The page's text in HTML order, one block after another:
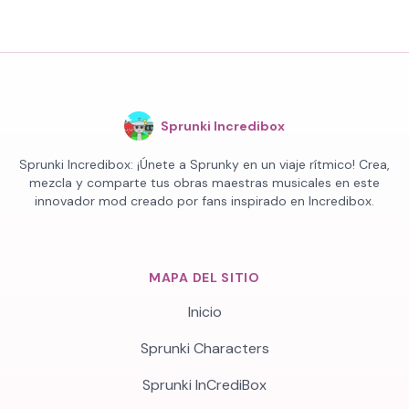
Sprunki Incredibox
Sprunki Incredibox: ¡Únete a Sprunky en un viaje rítmico! Crea,
mezcla y comparte tus obras maestras musicales en este
innovador mod creado por fans inspirado en Incredibox.
MAPA DEL SITIO
Inicio
Sprunki Characters
Sprunki InCrediBox